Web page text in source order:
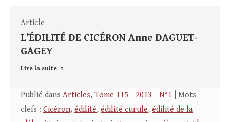
Article
L’ÉDILITÉ DE CICÉRON Anne DAGUET-
GAGEY
Lire la suite
Publié dans Articles, Tome 115 - 2013 - N°1 | Mots-
clefs : Cicéron, édilité, édilité curule, édilité de la